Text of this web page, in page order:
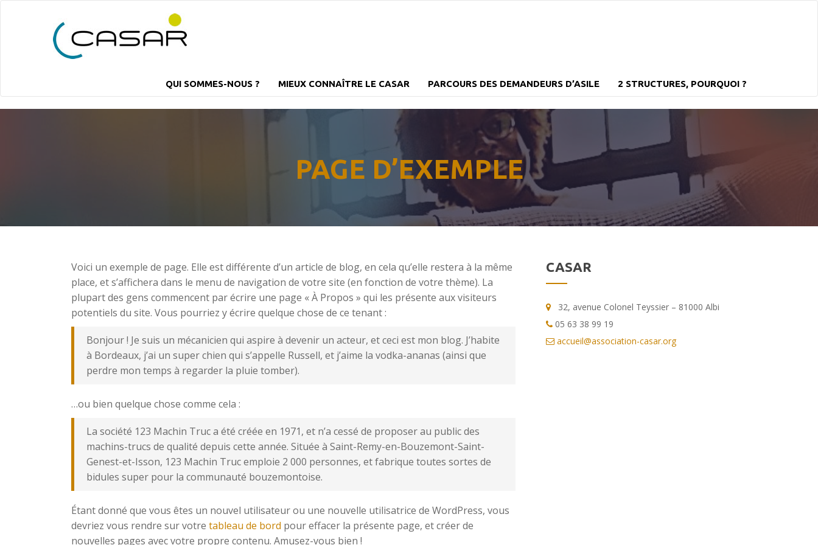
QUI SOMMES-NOUS ? MIEUX CONNAÎTRE LE CASAR PARCOURS DES DEMANDEURS D’ASILE 2 STRUCTURES, POURQUOI ?
PAGE D’EXEMPLE
Voici un exemple de page. Elle est différente d’un article de blog, en cela qu’elle restera à la même
place, et s’affichera dans le menu de navigation de votre site (en fonction de votre thème). La
plupart des gens commencent par écrire une page « À Propos » qui les présente aux visiteurs
potentiels du site. Vous pourriez y écrire quelque chose de ce tenant :
Bonjour ! Je suis un mécanicien qui aspire à devenir un acteur, et ceci est mon blog. J’habite
à Bordeaux, j’ai un super chien qui s’appelle Russell, et j’aime la vodka-ananas (ainsi que
perdre mon temps à regarder la pluie tomber).
…ou bien quelque chose comme cela :
La société 123 Machin Truc a été créée en 1971, et n’a cessé de proposer au public des
machins-trucs de qualité depuis cette année. Située à Saint-Remy-en-Bouzemont-Saint-
Genest-et-Isson, 123 Machin Truc emploie 2 000 personnes, et fabrique toutes sortes de
bidules super pour la communauté bouzemontoise.
Étant donné que vous êtes un nouvel utilisateur ou une nouvelle utilisatrice de WordPress, vous
devriez vous rendre sur votre tableau de bord pour effacer la présente page, et créer de
nouvelles pages avec votre propre contenu. Amusez-vous bien !
CASAR
32, avenue Colonel Teyssier – 81000 Albi
05 63 38 99 19
accueil@association-casar.org